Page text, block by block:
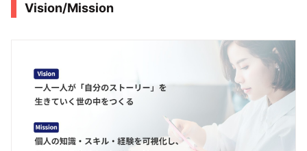
Vision/Mission